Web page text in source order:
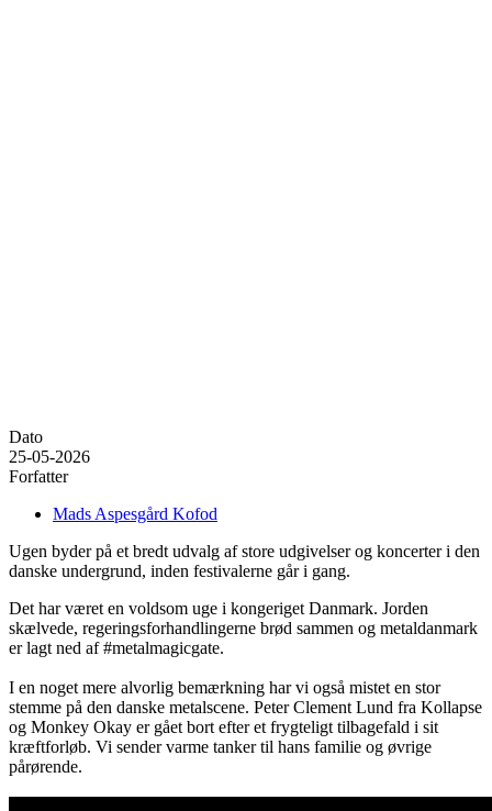
Dato
25-05-2026
Forfatter
Mads Aspesgård Kofod
Ugen byder på et bredt udvalg af store udgivelser og koncerter i den
danske undergrund, inden festivalerne går i gang.
Det har været en voldsom uge i kongeriget Danmark. Jorden
skælvede, regeringsforhandlingerne brød sammen og metaldanmark
er lagt ned af #metalmagicgate.
I en noget mere alvorlig bemærkning har vi også mistet en stor
stemme på den danske metalscene. Peter Clement Lund fra Kollapse
og Monkey Okay er gået bort efter et frygteligt tilbagefald i sit
kræftforløb. Vi sender varme tanker til hans familie og øvrige
pårørende.